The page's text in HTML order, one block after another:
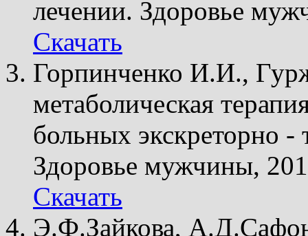
лечении. Здоровье
Скачать
Горпинченко И.И.,
метаболическая
больных экскреторно -
Здоровье мужчины,
Скачать
Э.Ф.Зайкова,